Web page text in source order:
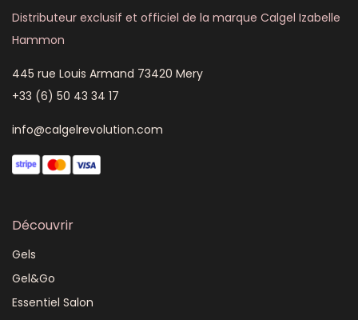
Distributeur exclusif et officiel de la marque Calgel Izabelle
Hammon
445 rue Louis Armand 73420 Mery
+33 (6) 50 43 34 17
info@calgelrevolution.com
Découvrir
Gels
Gel&Go
Essentiel Salon